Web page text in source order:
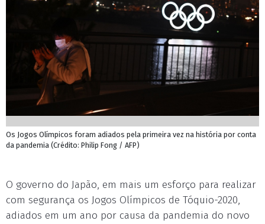
Os Jogos Olímpicos foram adiados pela primeira vez na história por conta
da pandemia (Crédito: Philip Fong / AFP)
O governo do Japão, em mais um esforço para realizar
com segurança os Jogos Olímpicos de Tóquio-2020,
adiados em um ano por causa da pandemia do novo